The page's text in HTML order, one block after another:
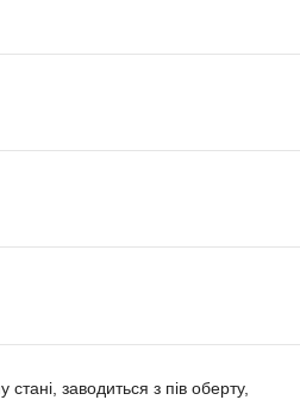
заводиться з пів оберту,